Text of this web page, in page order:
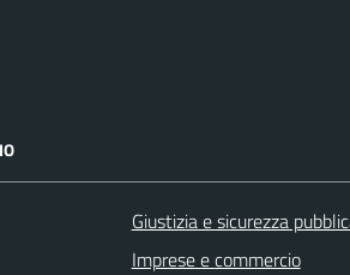
Giustizia e sicurezza
Imprese e commercio